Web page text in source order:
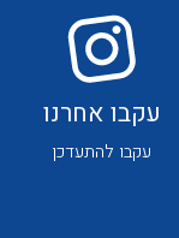
לכל מוצרי היצרן
עקבו אחרנו
עקבו להתעדכן